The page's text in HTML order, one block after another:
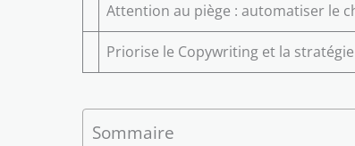
Attention au piège : automatiser le
Priorise le Copywriting et la
Sommaire